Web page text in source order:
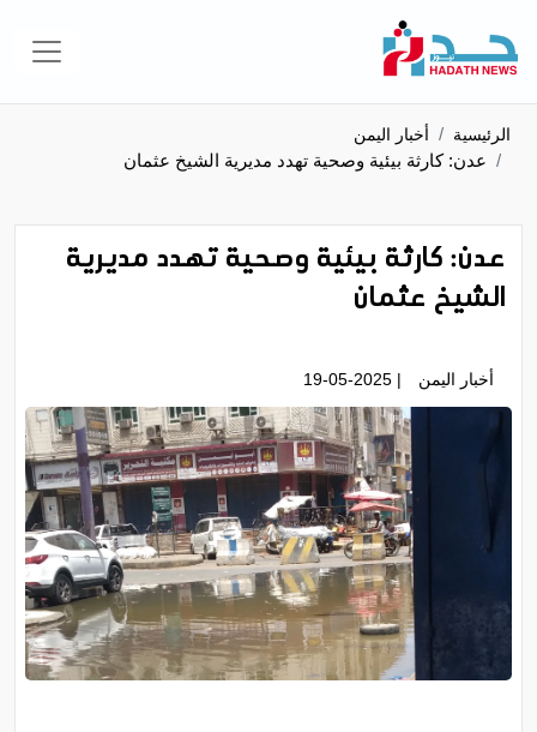
الرئيسية أخبار اليمن
عدن: كارثة بيئية وصحية تهدد مديرية الشيخ عثمان
عدن: كارثة بيئية وصحية تهدد مديرية
الشيخ عثمان
أخبار اليمن | 19-05-2025